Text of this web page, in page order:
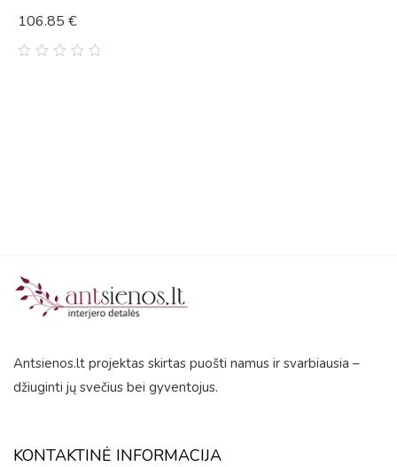
106.85 €
Antsienos.lt projektas skirtas puošti namus ir svarbiausia –
džiuginti jų svečius bei gyventojus.
KONTAKTINĖ INFORMACIJA